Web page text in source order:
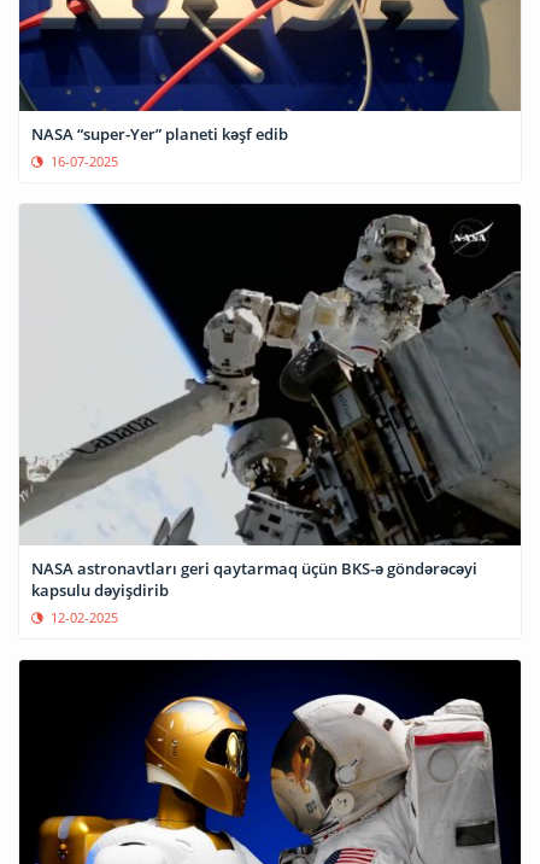
NASA “super-Yer” planeti kəşf edib
16-07-2025
NASA astronavtları geri qaytarmaq üçün BKS-ə göndərəcəyi
kapsulu dəyişdirib
12-02-2025